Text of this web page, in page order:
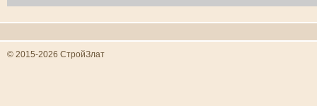
© 2015-2026 СтройЗлат